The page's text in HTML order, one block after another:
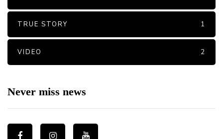
TRUE STORY 1
VIDEO 2
Never miss news